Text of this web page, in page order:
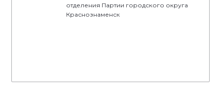
отделения Партии городского округа
Краснознаменск